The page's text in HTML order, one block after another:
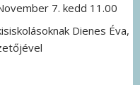
7. kedd 11.00
Dienes Éva,